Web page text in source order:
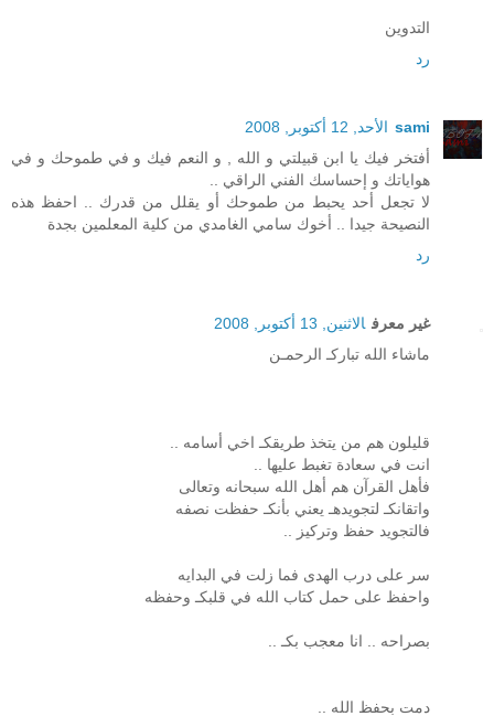
التدوين
رد
sami الأحد, 12 أكتوبر, 2008
أفتخر فيك يا ابن قبيلتي و الله , و النعم فيك و في طموحك و في
هواياتك و إحساسك الفني الراقي ..
لا تجعل أحد يحبط من طموحك أو يقلل من قدرك .. احفظ هذه
النصيحة جيدا .. أخوك سامي الغامدي من كلية المعلمين بجدة
رد
غير معرف الاثنين, 13 أكتوبر, 2008
ماشاء الله تباركـ الرحمـن
قليلون هم من يتخذ طريقكـ اخي أسامه ..
انت في سعادة تغبط عليها ..
فأهل القرآن هم أهل الله سبحانه وتعالى
واتقانكـ لتجويدهـ يعني بأنكـ حفظت نصفه
فالتجويد حفظ وتركيز ..
سر على درب الهدى فما زلت في البدايه
واحفظ على حمل كتاب الله في قلبكـ وحفظه
بصراحه .. انا معجب بكـ ..
دمت بحفظ الله ..